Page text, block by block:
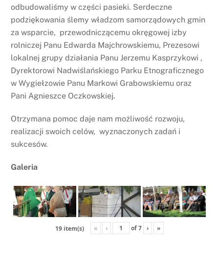
odbudowaliśmy w części pasieki. Serdeczne
podziękowania ślemy władzom samorządowych gmin
za wsparcie, przewodniczącemu okręgowej izby
rolniczej Panu Edwarda Majchrowskiemu, Prezesowi
lokalnej grupy działania Panu Jerzemu Kasprzykowi ,
Dyrektorowi Nadwiślańskiego Parku Etnograficznego
w Wygiełzowie Panu Markowi Grabowskiemu oraz
Pani Agnieszce Oczkowskiej.
Otrzymana pomoc daje nam możliwość rozwoju,
realizacji swoich celów, wyznaczonych zadań i
sukcesów.
Galeria
19 item(s) « ‹ of7 › »